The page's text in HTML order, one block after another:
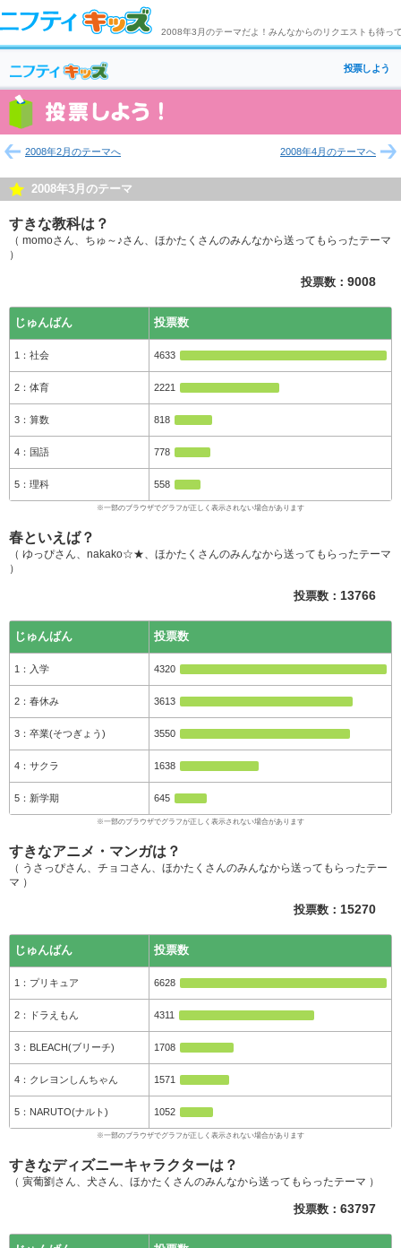
2008年3月のテーマだよ！みんなからのリクエストも待っ
投票しよう
2008年2月のテーマへ 2008年4月のテーマへ
2008年3月のテーマ
すきな教科は？
（ momoさん、ちゅ～♪さん、ほかたくさんのみんなから送ってもらったテーマ
）
投票数： 9008
じゅんばん 投票数
社会 4633
体育 2221
算数 818
国語 778
理科 558
春といえば？
（ ゆっぴさん、nakako☆★、ほかたくさんのみんなから送ってもらったテーマ
）
投票数： 13766
じゅんばん 投票数
入学 4320
春休み 3613
卒業(そつぎょう) 3550
サクラ 1638
新学期 645
すきなアニメ・マンガは？
（ うさっぴさん、チョコさん、ほかたくさんのみんなから送ってもらったテー
マ ）
投票数： 15270
じゅんばん 投票数
プリキュア 6628
ドラえもん 4311
BLEACH(ブリーチ) 1708
クレヨンしんちゃん 1571
NARUTO(ナルト) 1052
すきなディズニーキャラクターは？
（ 寅葡劉さん、犬さん、ほかたくさんのみんなから送ってもらったテーマ ）
投票数： 63797